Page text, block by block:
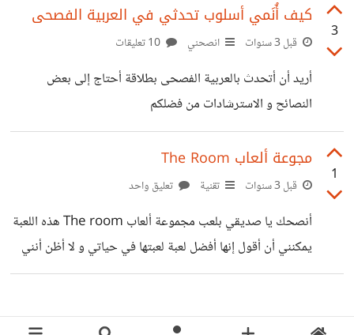
سنوات من التعلم و كنت مستمتعًا جدًا في تلك الأربع سنوات. من
فضلكم ساعدوني
3
كيف أُنَمي أسلوب تحدثي في العربية الفصحى
قبل 3 سنوات انصحني
أريد أن أتحدث بالعربية الفصحى بطلاقة أحتاج إلى بعض
النصائح و الاسترشادات من فضلكم
1
مجوعة ألعاب The Room
قبل 3 سنوات تقنية تعليق واحد
أنصحك يا صديقي بلعب مجموعة ألعاب The room هذه اللعبة
يمكنني أن أقول إنها أفضل لعبة لعبتها في حياتي و لا أظن أنني
سأجد أفضل منها. هذه اللعبة عبارة عن لعبة ألغاز لكن ليست كأي
ما، في الجزء الأول ستجد صندوق كبير كل ما عليك فعله هو